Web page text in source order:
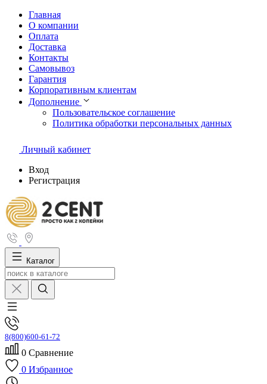
Главная
О компании
Оплата
Доставка
Контакты
Самовывоз
Гарантия
Корпоративным клиентам
Дополнение
Пользовательское соглашение
Политика обработки персональных данных
Личный кабинет
Вход
Регистрация
Каталог
8(800)600-61-72
0 Сравнение
0 Избранное